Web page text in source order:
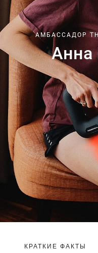
АМБАССАДОР
Анна
КРАТКИЕ ФАКТЫ